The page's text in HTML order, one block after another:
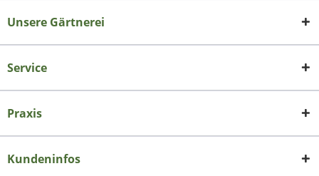
Unsere Gärtnerei
Service
Praxis
Kundeninfos